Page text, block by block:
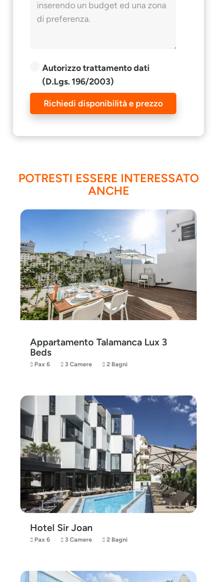
Autorizzo trattamento dati
(D.Lgs. 196/2003)
Richiedi disponibilità e prezzo
POTRESTI ESSERE INTERESSATO
ANCHE
Appartamento Talamanca Lux 3
Beds
Pax 6 3 Camere 2 Bagni
Hotel Sir Joan
Pax 6 3 Camere 2 Bagni